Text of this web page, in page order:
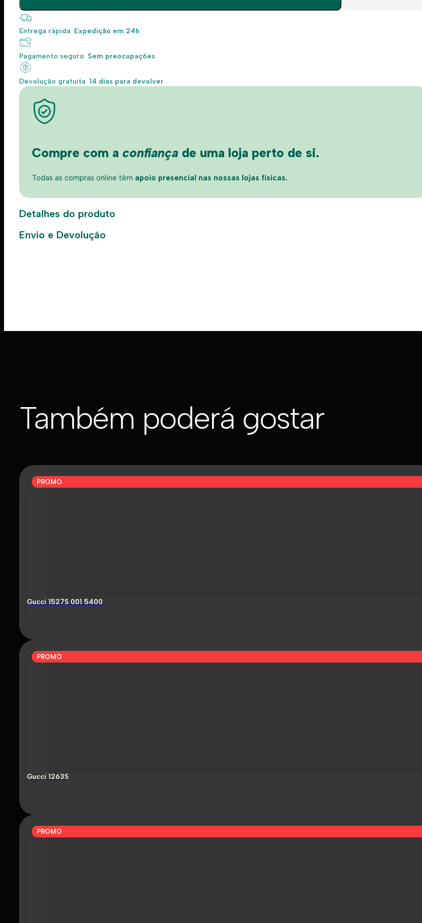
Entrega rápida Expedição em 24h
Pagamento seguro Sem preocupações
Devolução gratuita 14 dias para devolver
Compre com a confiança de uma loja perto de si.
Todas as compras online têm apoio presencial nas nossas lojas físicas.
Detalhes do produto
Envio e Devolução
Também poderá gostar
PROMO
Gucci 1527S 001 5400
PROMO
Gucci 1263S
PROMO